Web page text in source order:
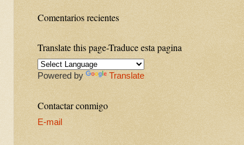
Comentarios recientes
Translate this page-Traduce esta pagina
Powered by Translate
Contactar conmigo
E-mail